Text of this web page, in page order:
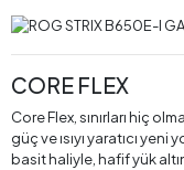
CORE FLEX
Core Flex, sınırları hiç
güç ve ısıyı yaratıcı
basit haliyle, hafif yük